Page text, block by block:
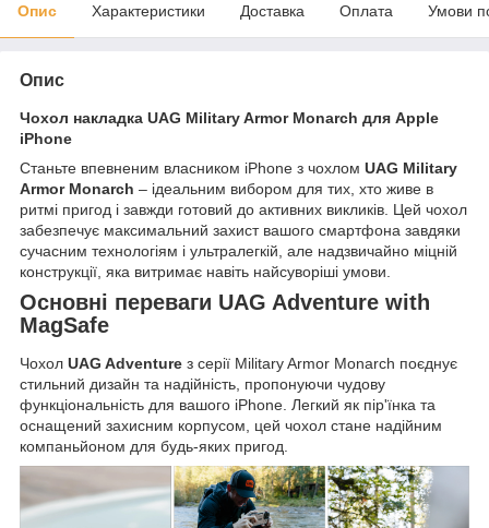
Опис Характеристики Доставка Оплата Умови
Опис
Чохол накладка UAG Military Armor Monarch для Apple
iPhone
Станьте впевненим власником iPhone з чохлом UAG Military
Armor Monarch – ідеальним вибором для тих, хто живе в
ритмі пригод і завжди готовий до активних викликів. Цей чохол
забезпечує максимальний захист вашого смартфона завдяки
сучасним технологіям і ультралегкій, але надзвичайно міцній
конструкції, яка витримає навіть найсуворіші умови.
Основні переваги UAG Adventure with
MagSafe
Чохол UAG Adventure з серії Military Armor Monarch поєднує
стильний дизайн та надійність, пропонуючи чудову
функціональність для вашого iPhone. Легкий як пір'їнка та
оснащений захисним корпусом, цей чохол стане надійним
компаньйоном для будь-яких пригод.